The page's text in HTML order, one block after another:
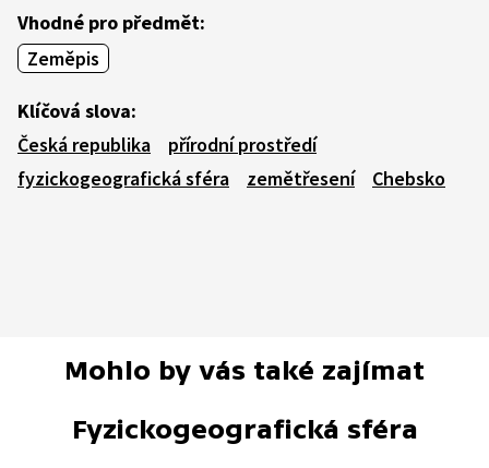
Vhodné pro předmět:
Zeměpis
Klíčová slova:
Česká republika
přírodní prostředí
fyzickogeografická sféra
zemětřesení Chebsko
Mohlo by vás také zajímat
Fyzickogeografická sféra